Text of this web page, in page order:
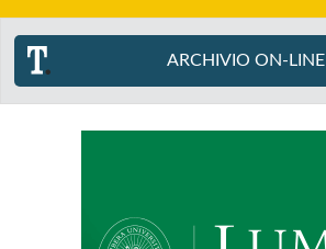
ARCHIVIO ON-LINE